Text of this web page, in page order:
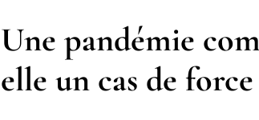
Une pandémie
elle un cas de